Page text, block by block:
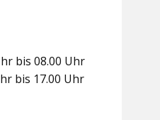
bis 08.00 Uhr
bis 17.00 Uhr